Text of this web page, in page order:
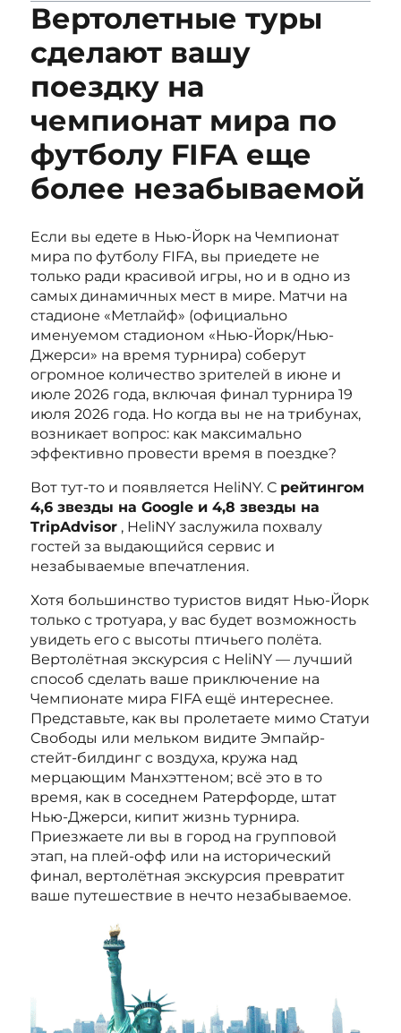
Вертолетные туры
сделают вашу
поездку на
чемпионат мира по
футболу FIFA еще
более незабываемой
Если вы едете в Нью-Йорк на Чемпионат
мира по футболу FIFA, вы приедете не
только ради красивой игры, но и в одно из
самых динамичных мест в мире. Матчи на
стадионе «Метлайф» (официально
именуемом стадионом «Нью-Йорк/Нью-
Джерси» на время турнира) соберут
огромное количество зрителей в июне и
июле 2026 года, включая финал турнира 19
июля 2026 года. Но когда вы не на трибунах,
возникает вопрос: как максимально
эффективно провести время в поездке?
Вот тут-то и появляется HeliNY. С рейтингом
4,6 звезды на Google и 4,8 звезды на
TripAdvisor , HeliNY заслужила похвалу
гостей за выдающийся сервис и
незабываемые впечатления.
Хотя большинство туристов видят Нью-Йорк
только с тротуара, у вас будет возможность
увидеть его с высоты птичьего полёта.
Вертолётная экскурсия с HeliNY — лучший
способ сделать ваше приключение на
Чемпионате мира FIFA ещё интереснее.
Представьте, как вы пролетаете мимо Статуи
Свободы или мельком видите Эмпайр-
стейт-билдинг с воздуха, кружа над
мерцающим Манхэттеном; всё это в то
время, как в соседнем Ратерфорде, штат
Нью-Джерси, кипит жизнь турнира.
Приезжаете ли вы в город на групповой
этап, на плей-офф или на исторический
финал, вертолётная экскурсия превратит
ваше путешествие в нечто незабываемое.